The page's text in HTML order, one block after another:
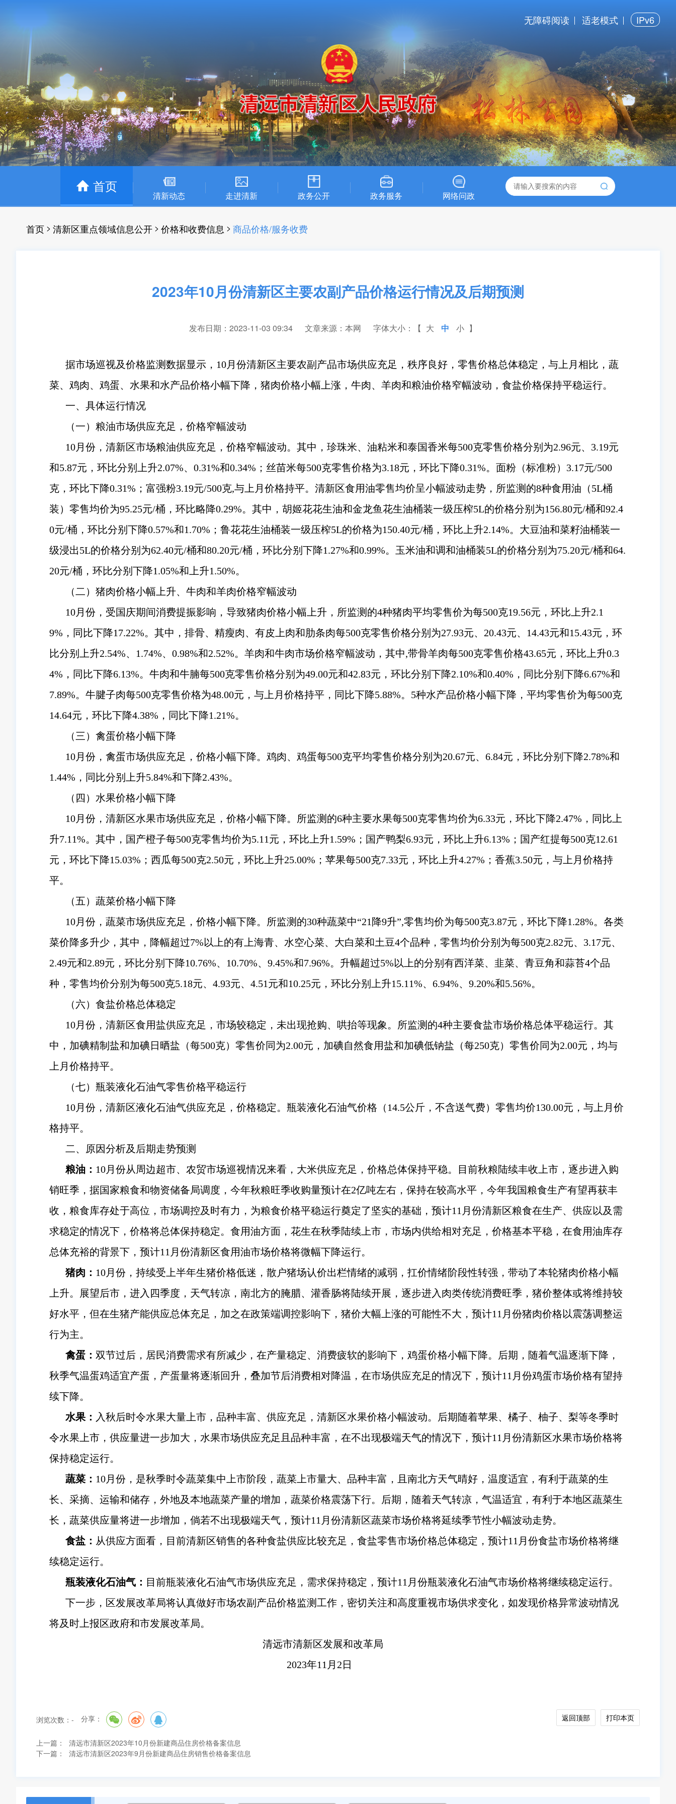
无障碍阅读 适老模式 IPv6
首页
清新动态 走进清新 政务公开 政务服务 网络问政
首页 > 清新区重点领域信息公开 > 价格和收费信息 > 商品价格/服务收费
2023年10月份清新区主要农副产品价格运行情况及后期预测
发布日期：2023-11-03 09:34 文章来源：本网 字体大小：【 大 中 小 】
据市场巡视及价格监测数据显示，10月份清新区主要农副产品市场供应充足，秩序良好，零售价格总体稳定，与上月相比，蔬
菜、鸡肉、鸡蛋、水果和水产品价格小幅下降，猪肉价格小幅上涨，牛肉、羊肉和粮油价格窄幅波动，食盐价格保持平稳运行。
一、具体运行情况
（一）粮油市场供应充足，价格窄幅波动
10月份，清新区市场粮油供应充足，价格窄幅波动。其中，珍珠米、油粘米和泰国香米每500克零售价格分别为2.96元、3.19元
和5.87元，环比分别上升2.07%、0.31%和0.34%；丝苗米每500克零售价格为3.18元，环比下降0.31%。面粉（标准粉）3.17元/500
克，环比下降0.31%；富强粉3.19元/500克,与上月价格持平。清新区食用油零售均价呈小幅波动走势，所监测的8种食用油（5L桶
装）零售均价为95.25元/桶，环比略降0.29%。其中，胡姬花花生油和金龙鱼花生油桶装一级压榨5L的价格分别为156.80元/桶和92.4
0元/桶，环比分别下降0.57%和1.70%；鲁花花生油桶装一级压榨5L的价格为150.40元/桶，环比上升2.14%。大豆油和菜籽油桶装一
级浸出5L的价格分别为62.40元/桶和80.20元/桶，环比分别下降1.27%和0.99%。玉米油和调和油桶装5L的价格分别为75.20元/桶和64.
20元/桶，环比分别下降1.05%和上升1.50%。
（二）猪肉价格小幅上升、牛肉和羊肉价格窄幅波动
10月份，受国庆期间消费提振影响，导致猪肉价格小幅上升，所监测的4种猪肉平均零售价为每500克19.56元，环比上升2.1
9%，同比下降17.22%。其中，排骨、精瘦肉、有皮上肉和肋条肉每500克零售价格分别为27.93元、20.43元、14.43元和15.43元，环
比分别上升2.54%、1.74%、0.98%和2.52%。羊肉和牛肉市场价格窄幅波动，其中,带骨羊肉每500克零售价格43.65元，环比上升0.3
4%，同比下降6.13%。牛肉和牛腩每500克零售价格分别为49.00元和42.83元，环比分别下降2.10%和0.40%，同比分别下降6.67%和
7.89%。牛腱子肉每500克零售价格为48.00元，与上月价格持平，同比下降5.88%。5种水产品价格小幅下降，平均零售价为每500克
14.64元，环比下降4.38%，同比下降1.21%。
（三）禽蛋价格小幅下降
10月份，禽蛋市场供应充足，价格小幅下降。鸡肉、鸡蛋每500克平均零售价格分别为20.67元、6.84元，环比分别下降2.78%和
1.44%，同比分别上升5.84%和下降2.43%。
（四）水果价格小幅下降
10月份，清新区水果市场供应充足，价格小幅下降。所监测的6种主要水果每500克零售均价为6.33元，环比下降2.47%，同比上
升7.11%。其中，国产橙子每500克零售均价为5.11元，环比上升1.59%；国产鸭梨6.93元，环比上升6.13%；国产红提每500克12.61
元，环比下降15.03%；西瓜每500克2.50元，环比上升25.00%；苹果每500克7.33元，环比上升4.27%；香蕉3.50元，与上月价格持
平。
（五）蔬菜价格小幅下降
10月份，蔬菜市场供应充足，价格小幅下降。所监测的30种蔬菜中“21降9升”,零售均价为每500克3.87元，环比下降1.28%。各类
菜价降多升少，其中，降幅超过7%以上的有上海青、水空心菜、大白菜和土豆4个品种，零售均价分别为每500克2.82元、3.17元、
2.49元和2.89元，环比分别下降10.76%、10.70%、9.45%和7.96%。升幅超过5%以上的分别有西洋菜、韭菜、青豆角和蒜苔4个品
种，零售均价分别为每500克5.18元、4.93元、4.51元和10.25元，环比分别上升15.11%、6.94%、9.20%和5.56%。
（六）食盐价格总体稳定
10月份，清新区食用盐供应充足，市场较稳定，未出现抢购、哄抬等现象。所监测的4种主要食盐市场价格总体平稳运行。其
中，加碘精制盐和加碘日晒盐（每500克）零售价同为2.00元，加碘自然食用盐和加碘低钠盐（每250克）零售价同为2.00元，均与
上月价格持平。
（七）瓶装液化石油气零售价格平稳运行
10月份，清新区液化石油气供应充足，价格稳定。瓶装液化石油气价格（14.5公斤，不含送气费）零售均价130.00元，与上月价
格持平。
二、原因分析及后期走势预测
粮油： 10月份从周边超市、农贸市场巡视情况来看，大米供应充足，价格总体保持平稳。目前秋粮陆续丰收上市，逐步进入购
销旺季，据国家粮食和物资储备局调度，今年秋粮旺季收购量预计在2亿吨左右，保持在较高水平，今年我国粮食生产有望再获丰
收，粮食库存处于高位，市场调控及时有力，为粮食价格平稳运行奠定了坚实的基础，预计11月份清新区粮食在生产、供应以及需
求稳定的情况下，价格将总体保持稳定。食用油方面，花生在秋季陆续上市，市场内供给相对充足，价格基本平稳，在食用油库存
总体充裕的背景下，预计11月份清新区食用油市场价格将微幅下降运行。
猪肉： 10月份，持续受上半年生猪价格低迷，散户猪场认价出栏情绪的减弱，扛价情绪阶段性转强，带动了本轮猪肉价格小幅
上升。展望后市，进入四季度，天气转凉，南北方的腌腊、灌香肠将陆续开展，逐步进入肉类传统消费旺季，猪价整体或将维持较
好水平，但在生猪产能供应总体充足，加之在政策端调控影响下，猪价大幅上涨的可能性不大，预计11月份猪肉价格以震荡调整运
行为主。
禽蛋： 双节过后，居民消费需求有所减少，在产量稳定、消费疲软的影响下，鸡蛋价格小幅下降。后期，随着气温逐渐下降，
秋季气温蛋鸡适宜产蛋，产蛋量将逐渐回升，叠加节后消费相对降温，在市场供应充足的情况下，预计11月份鸡蛋市场价格有望持
续下降。
水果： 入秋后时令水果大量上市，品种丰富、供应充足，清新区水果价格小幅波动。后期随着苹果、橘子、柚子、梨等冬季时
令水果上市，供应量进一步加大，水果市场供应充足且品种丰富，在不出现极端天气的情况下，预计11月份清新区水果市场价格将
保持稳定运行。
蔬菜： 10月份，是秋季时令蔬菜集中上市阶段，蔬菜上市量大、品种丰富，且南北方天气晴好，温度适宜，有利于蔬菜的生
长、采摘、运输和储存，外地及本地蔬菜产量的增加，蔬菜价格震荡下行。后期，随着天气转凉，气温适宜，有利于本地区蔬菜生
长，蔬菜供应量将进一步增加，倘若不出现极端天气，预计11月份清新区蔬菜市场价格将延续季节性小幅波动走势。
食盐： 从供应方面看，目前清新区销售的各种食盐供应比较充足，食盐零售市场价格总体稳定，预计11月份食盐市场价格将继
续稳定运行。
瓶装液化石油气： 目前瓶装液化石油气市场供应充足，需求保持稳定，预计11月份瓶装液化石油气市场价格将继续稳定运行。
下一步，区发展改革局将认真做好市场农副产品价格监测工作，密切关注和高度重视市场供求变化，如发现价格异常波动情况
将及时上报区政府和市发展改革局。
清远市清新区发展和改革局
2023年11月2日
浏览次数： - 分享： 返回顶部 打印本页
上一篇：
清远市清新区2023年10月份新建商品住房价格备案信息
下一篇：
清远市清新区2023年9月份新建商品住房销售价格备案信息